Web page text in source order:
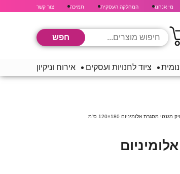
מי אנחנו המחלקה העסקית תמיכה צור קשר
ציוד לחנויות ועסקים אירוח וניקיון
מסגרת אלומיניום 180×120 ס”מ